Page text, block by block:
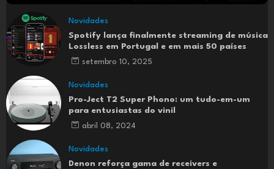
Novidades
Spotify lança finalmente streaming de música
Lossless em Portugal e em mais 50 países
setembro 10, 2025
Novidades
Pro-Ject T2 Super Phono: um tudo-em-um
para entusiastas do vinil
abril 08, 2024
Novidades
Denon reforça gama de receivers e